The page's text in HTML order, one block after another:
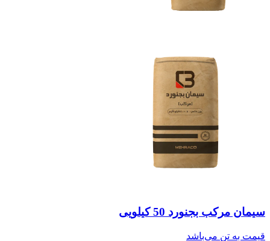
سیمان مرکب بجنورد 50 کیلویی
قیمت بهتنمی‌باشد